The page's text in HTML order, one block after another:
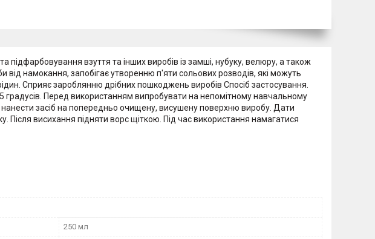
підфарбовування взуття та інших виробів із замші, нубуку, велюру, а також
від намокання, запобігає утворенню п'яти сольових розводів, які можуть
Сприяє зароблянню дрібних пошкоджень виробів Спосіб застосування.
Перед використанням випробувати на непомітному навчальному
засіб на попередньо очищену, висушену поверхню виробу. Дати
Після висихання підняти ворс щіткою. Під час використання намагатися
250 мл